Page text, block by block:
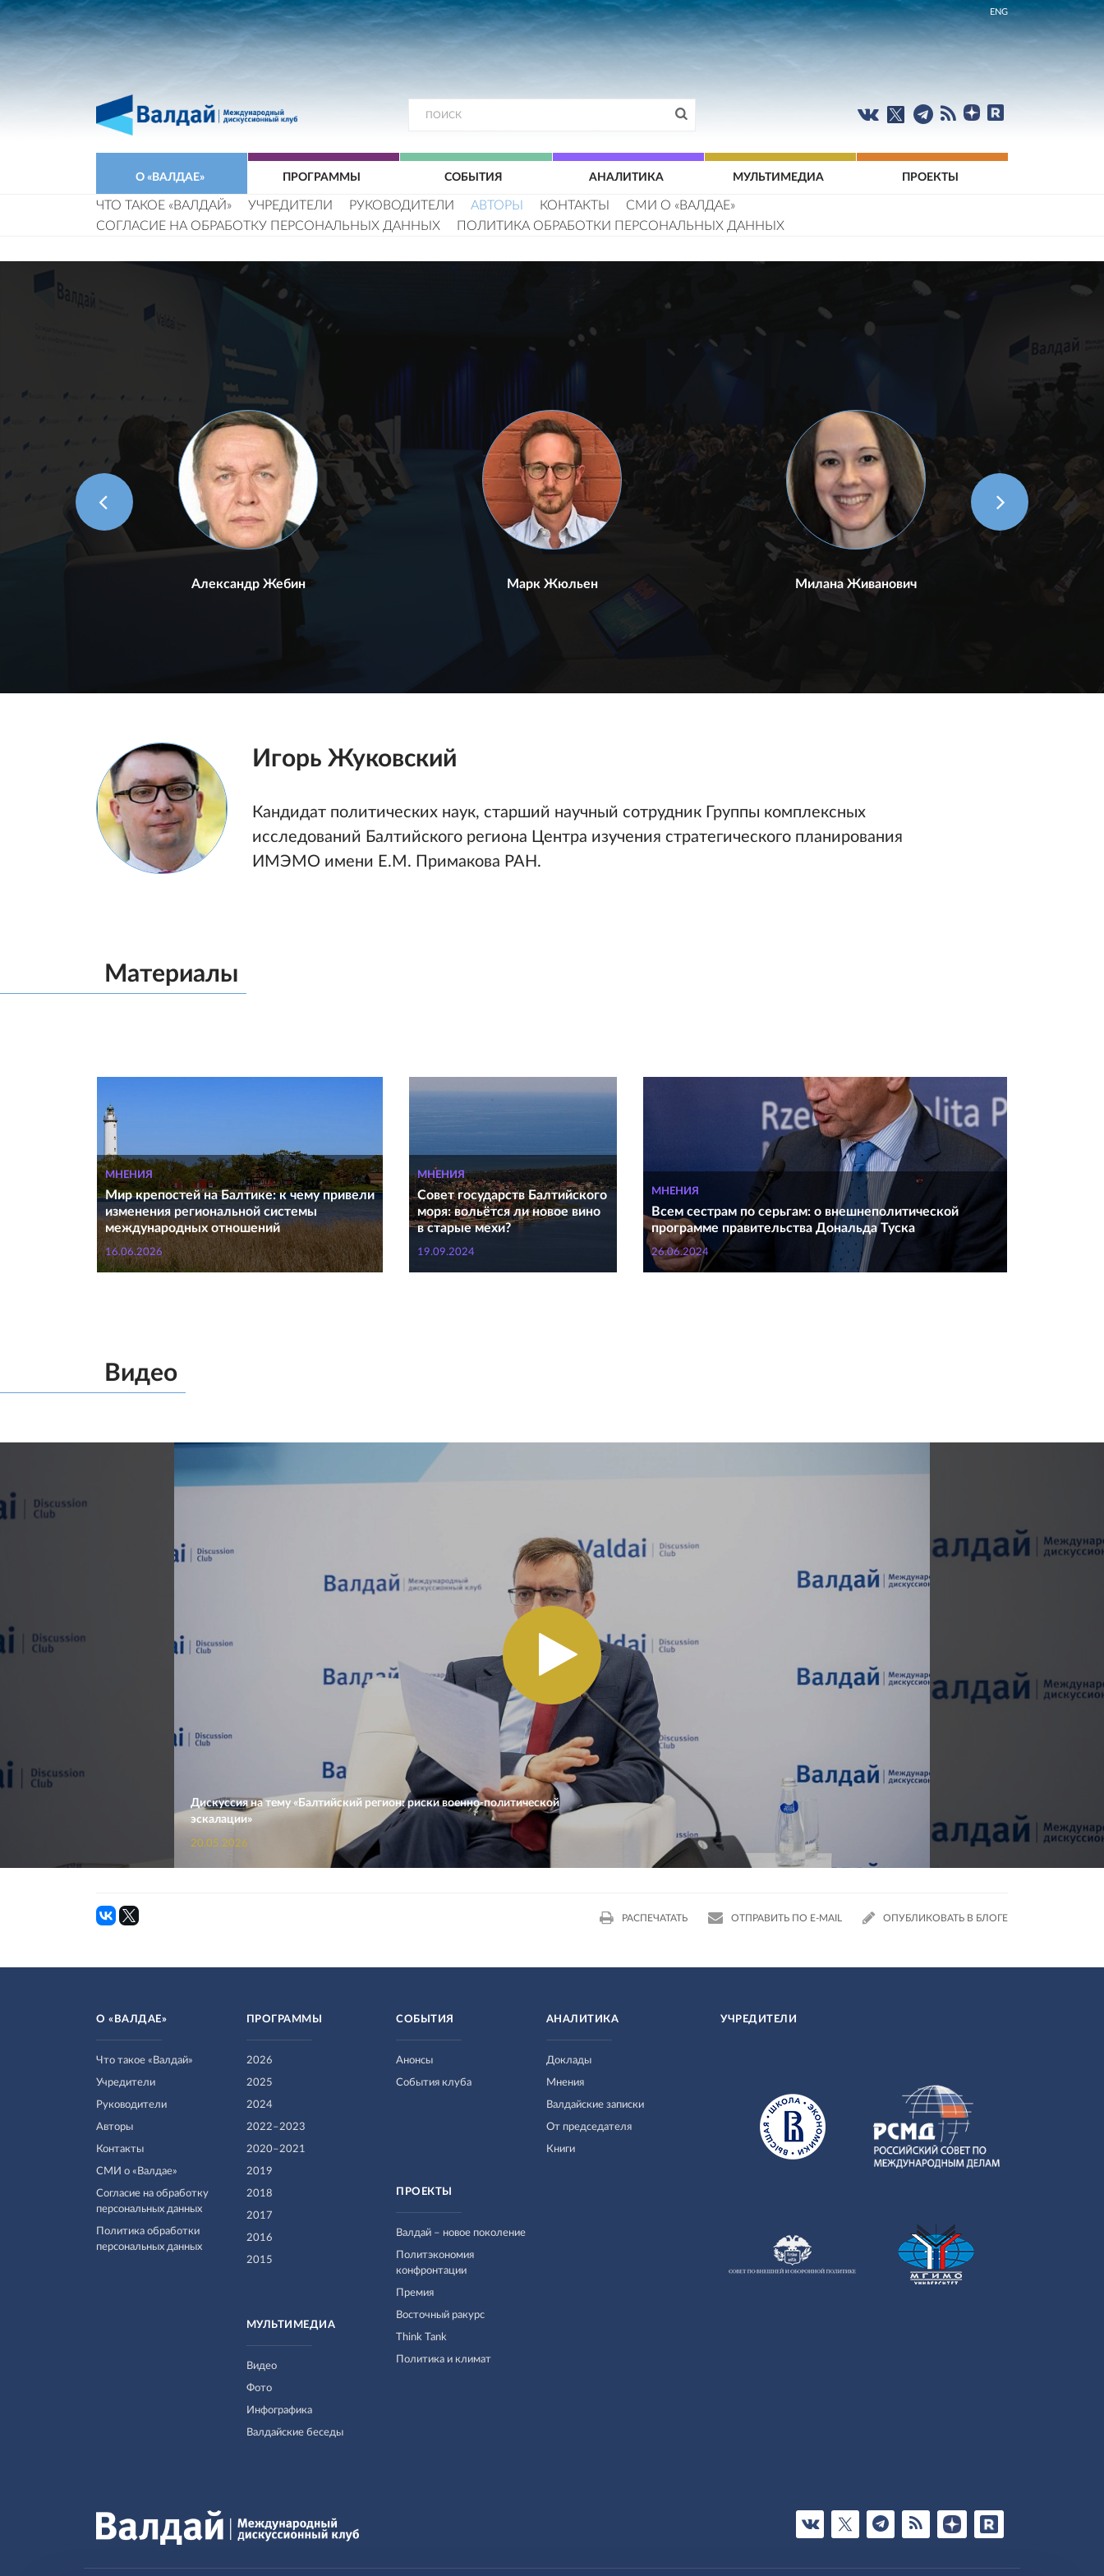
ENG
О «ВАЛДАЕ» ПРОГРАММЫ СОБЫТИЯ АНАЛИТИКА МУЛЬТИМЕДИА ПРОЕКТЫ
ЧТО ТАКОЕ «ВАЛДАЙ» УЧРЕДИТЕЛИ РУКОВОДИТЕЛИ АВТОРЫ КОНТАКТЫ
СМИ О «ВАЛДАЕ»
СОГЛАСИЕ НА ОБРАБОТКУ ПЕРСОНАЛЬНЫХ ДАННЫХ
ПОЛИТИКА ОБРАБОТКИ ПЕРСОНАЛЬНЫХ ДАННЫХ
Александр Жебин Марк Жюльен Милана Живанович
Игорь Жуковский
Кандидат политических наук, старший научный сотрудник Группы комплексных
исследований Балтийского региона Центра изучения стратегического планирования
ИМЭМО имени Е.М. Примакова РАН.
Материалы
МНЕНИЯ
Мир крепостей на Балтике: к чему привели
изменения региональной системы
международных отношений
16.06.2026
МНЕНИЯ
Совет государств Балтийского
моря: вольётся ли новое вино
в старые мехи?
19.09.2024
МНЕНИЯ
Всем сестрам по серьгам: о внешнеполитической
программе правительства Дональда Туска
26.06.2024
Видео
Дискуссия на тему «Балтийский регион: риски военно-политической
эскалации»
20.05.2026
РАСПЕЧАТАТЬ ОТПРАВИТЬ ПО E-MAIL ОПУБЛИКОВАТЬ В БЛОГЕ
О «ВАЛДАЕ»
Что такое «Валдай»
Учредители
Руководители
Авторы
Контакты
СМИ о «Валдае»
Согласие на обработку
персональных данных
Политика обработки
персональных данных
ПРОГРАММЫ
2026
2025
2024
2022–2023
2020–2021
2019
2018
2017
2016
2015
МУЛЬТИМЕДИА
Видео
Фото
Инфографика
Валдайские беседы
СОБЫТИЯ
Анонсы
События клуба
ПРОЕКТЫ
Валдай – новое поколение
Политэкономия
конфронтации
Премия
Восточный ракурс
Think Tank
Политика и климат
АНАЛИТИКА
Доклады
Мнения
Валдайские записки
От председателя
Книги
УЧРЕДИТЕЛИ